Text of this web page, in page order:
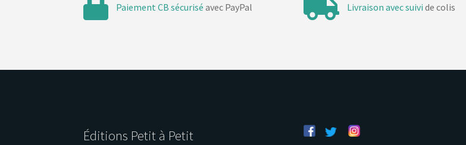
Paiement CB sécurisé avec PayPal Livraison avec suivi de colis
Éditions Petit à Petit